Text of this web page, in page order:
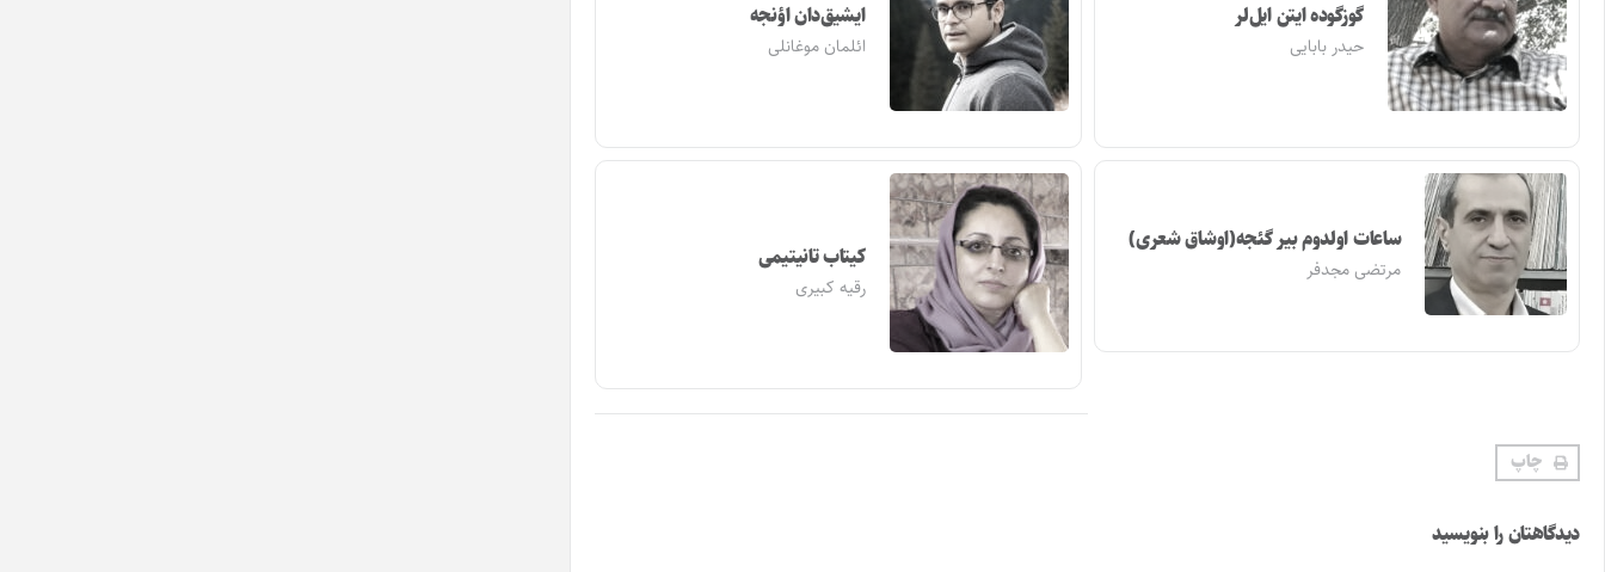
گوزگوده ایتن ایل‌لر
حیدر بابایی
ایشیق‌دان اؤنجه
ائلمان موغانلی
ساعات اولدوم بیر گئجه(اوشاق شعری)
مرتضی مجدفر کیتاب تانیتیمی
رقیه کبیری
چاپ
دیدگاهتان را بنویسید